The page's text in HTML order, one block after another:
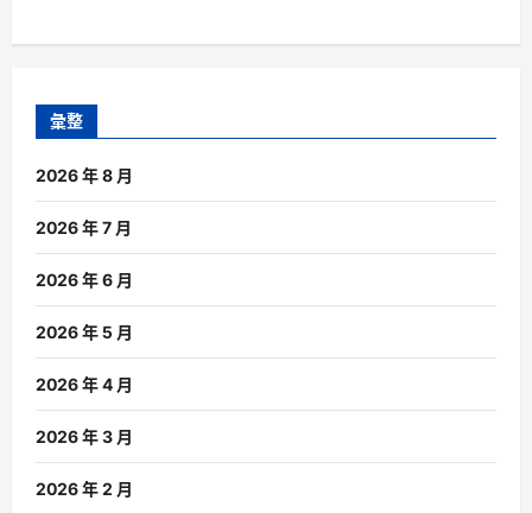
彙整
2026 年 8 月
2026 年 7 月
2026 年 6 月
2026 年 5 月
2026 年 4 月
2026 年 3 月
2026 年 2 月